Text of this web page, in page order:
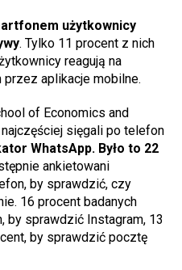
użytkownicy
. Tylko 11 procent z nich
reagują na
przez aplikacje mobilne.
of Economics and
sięgali po telefon
WhatsApp. Było to 22
ankietowani
by sprawdzić, czy
16 procent badanych
by sprawdzić Instagram, 13
by sprawdzić pocztę